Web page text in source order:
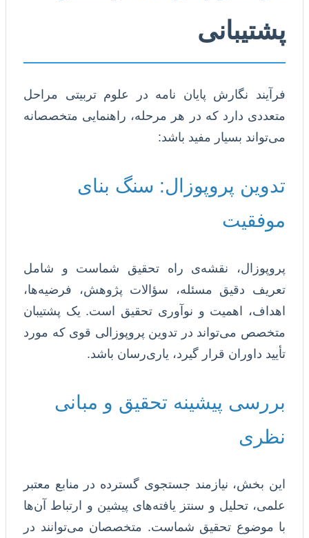
پشتیبانی
فرآیند نگارش پایان نامه در علوم تربیتی مراحل
متعددی دارد که در هر مرحله، راهنمایی متخصصانه
می‌تواند بسیار مفید باشد:
تدوین پروپوزال: سنگ بنای
موفقیت
پروپوزال، نقشه‌ی راه تحقیق شماست و شامل
تعریف دقیق مسئله، سؤالات پژوهش، فرضیه‌ها،
اهداف، اهمیت و نوآوری تحقیق است. یک پشتیبان
متخصص می‌تواند در تدوین پروپوزالی قوی که مورد
تأیید داوران قرار گیرد، یاری‌رسان باشد.
بررسی پیشینه تحقیق و مبانی
نظری
این بخش، نیازمند جستجوی گسترده در منابع معتبر
علمی، تحلیل و سنتز یافته‌های پیشین و ارتباط آن‌ها
با موضوع تحقیق شماست. متخصصان می‌توانند در